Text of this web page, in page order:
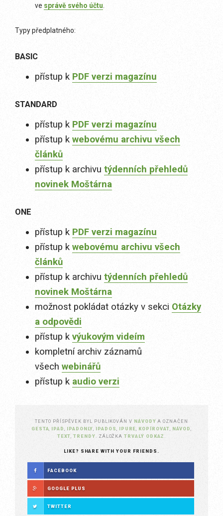
ve správě svého účtu
Typy předplatného:
BASIC
přístup k PDF verzi magazínu
STANDARD
přístup k PDF verzi magazínu
přístup k webovému archivu všech
článků
přístup k archivu týdenních přehledů
novinek Moštárna
ONE
přístup k PDF verzi magazínu
přístup k webovému archivu všech
článků
přístup k archivu týdenních přehledů
novinek Moštárna
možnost pokládat otázky v sekci Otázky
a odpovědi
přístup k výukovým videím
kompletní archiv záznamů
všech webinářů
přístup k audio verzi
TENTO PŘÍSPĚVEK BYL PUBLIKOVÁN V NÁVODY A OZNAČEN
GESTA IPAD IPADONLY IPADOS IPURE KOPÍROVAT NÁVOD
TEXT ,TRENDY . ZÁLOŽKATRVALÝ ODKAZ
LIKE? SHARE WITH YOUR FRIENDS.
FACEBOOK
GOOGLE PLUS
TWITTER